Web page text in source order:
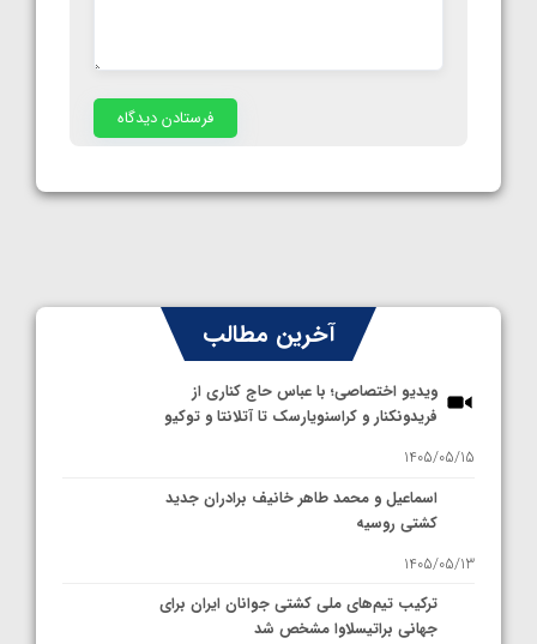
آخرین مطالب
ویدیو اختصاصی؛ با عباس حاج کناری از
فریدونکنار و کراسنویارسک تا آتلانتا و توکیو
1405/05/15
اسماعیل و محمد طاهر خانیف برادران جدید
کشتی روسیه
1405/05/13
ترکیب تیم‌های ملی کشتی جوانان ایران برای
جهانی براتیسلاوا مشخص شد